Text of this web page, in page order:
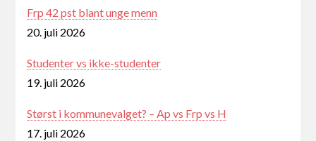
Frp 42 pst blant unge menn
20. juli 2026
Studenter vs ikke-studenter
19. juli 2026
Størst i kommunevalget? – Ap vs Frp vs H
17. juli 2026